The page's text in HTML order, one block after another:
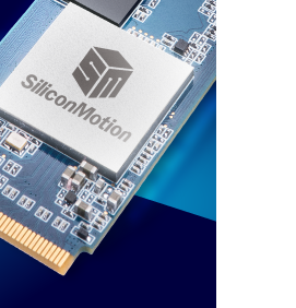
2022-09-22
不必看好显卡品牌，只认准
显卡的型号区别，一眼能看
出其性能高低
2022-09-22
想靠卖NFT一夜暴富？先看
看NFT是什么
2022-09-22